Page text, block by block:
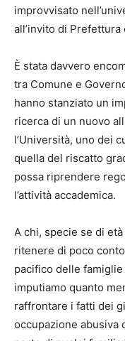
improvvisato
all’invito di
È stata davvero
tra Comune e
hanno stanziato un
ricerca di un nuovo
l’Università, uno dei
quella del riscatto
possa riprendere
l’attività accademica.
A chi, specie se di
ritenere di poco
pacifico delle famiglie
imputiamo quanto
raffrontare i fatti dei
occupazione abusiva